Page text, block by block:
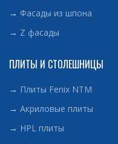
→ Фасады из шпона
→ Z фасады
ПЛИТЫ И СТОЛЕШНИЦЫ
→ Плиты Fenix NTM
→ Акриловые плиты
→ HPL плиты